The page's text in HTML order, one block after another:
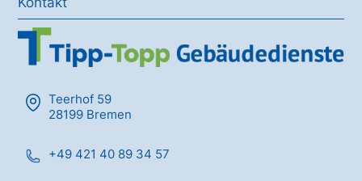
Teerhof 59
28199 Bremen
+49 421 40 89 34 57